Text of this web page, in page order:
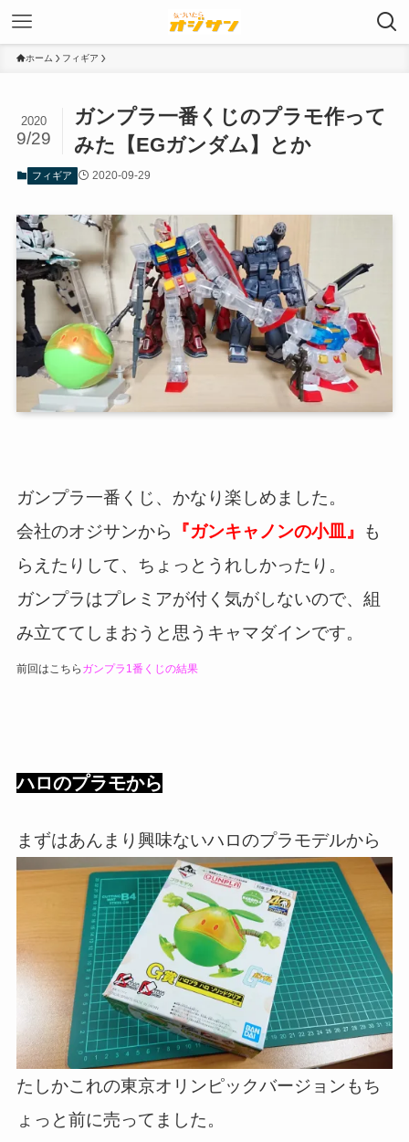
ホーム フィギア
ガンプラ一番くじのプラモ作って
みた【EGガンダム】とか
2020
9/29
フィギア 2020-09-29
ガンプラ一番くじ、かなり楽しめました。
会社のオジサンから
『ガンキャノンの小皿』
も
らえたりして、ちょっとうれしかったり。
ガンプラはプレミアが付く気がしないので、組
み立ててしまおうと思うキャマダインです。
前回はこちら ガンプラ1番くじの結果
ハロのプラモから
まずはあんまり興味ないハロのプラモデルから
たしかこれの東京オリンピックバージョンもち
ょっと前に売ってました。